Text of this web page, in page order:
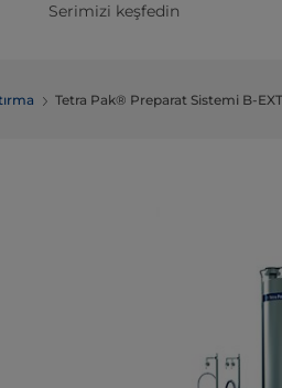
Serimizi keşfedin
Tetra Pak® Preparat Sistemi B-EXT